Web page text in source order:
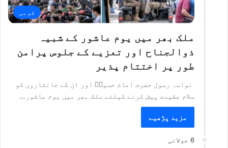
قومی
ملک بھر میں یوم عاشور کے شبیہ
ذوالجناح اور تعزیے کے جلوس پرامن
طور پر اختتام پذیر
نواسہ رسول حضرت امام حسینؓ اور ان کے جانثاروں کو
سلام عقیدت پیش کرنے کیلئے ملک بھر میں یوم عاشور…
مزید پڑھیے
6 جولائی